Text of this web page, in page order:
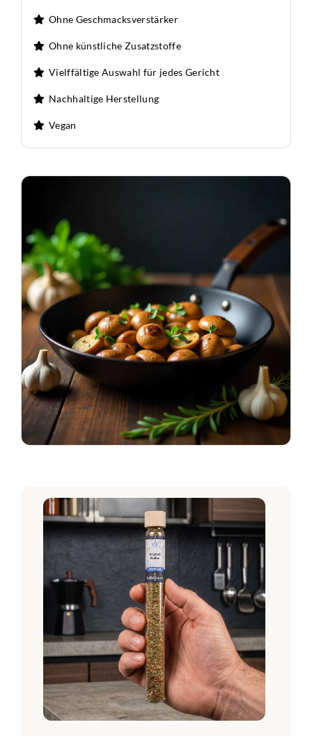
Ohne Geschmacksverstärker
Ohne künstliche Zusatzstoffe
Vielffältige Auswahl für jedes Gericht
Nachhaltige Herstellung
Vegan